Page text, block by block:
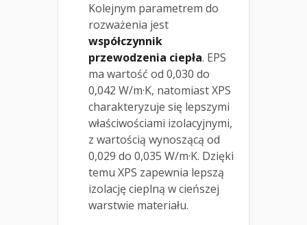
Kolejnym parametrem do
rozważenia jest
współczynnik
przewodzenia ciepła. EPS
ma wartość od 0,030 do
0,042 W/m·K, natomiast XPS
charakteryzuje się lepszymi
właściwościami izolacyjnymi,
z wartością wynoszącą od
0,029 do 0,035 W/m·K. Dzięki
temu XPS zapewnia lepszą
izolację cieplną w cieńszej
warstwie materiału.